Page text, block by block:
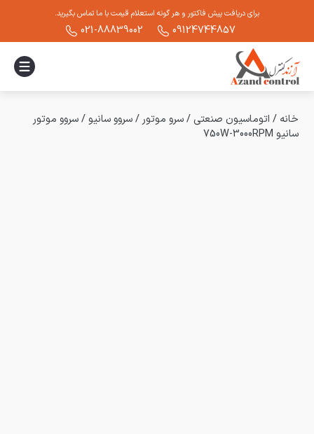
برای دریافت پیش فاکتور و هر گونه استعلام قیمت با ما تماس بگیرید.
09124744857
021-88839002
خانه / اتوماسیون صنعتی /سرو موتور /سروو سانیو /سروو موتور
سانیو 750W-3000RPM